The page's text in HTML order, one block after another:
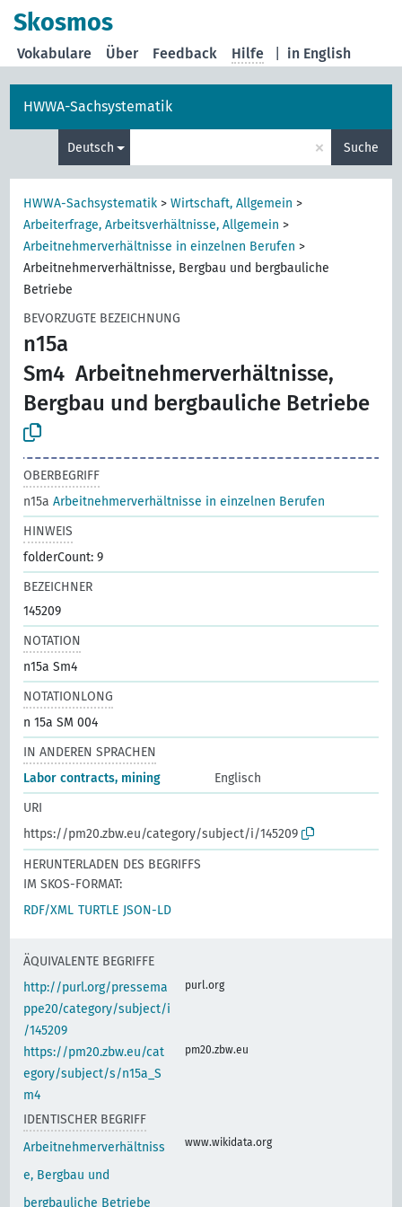
Skosmos
in English
Vokabulare Über Feedback Hilfe
HWWA-Sachsystematik
Deutsch × Suche
HWWA-Sachsystematik >Wirtschaft, Allgemein >
Arbeiterfrage, Arbeitsverhältnisse, Allgemein >
Arbeitnehmerverhältnisse in einzelnen Berufen >
Arbeitnehmerverhältnisse, Bergbau und bergbauliche
Betriebe
BEVORZUGTE BEZEICHNUNG
n15a
Sm4 Arbeitnehmerverhältnisse,
Bergbau und bergbauliche Betriebe
OBERBEGRIFF
n15aArbeitnehmerverhältnisse in einzelnen Berufen
HINWEIS
folderCount: 9
BEZEICHNER
145209
NOTATION
n15a Sm4
NOTATIONLONG
n 15a SM 004
IN ANDEREN SPRACHEN
Labor contracts, mining
Englisch
URI
https://pm20.zbw.eu/category/subject/i/145209
HERUNTERLADEN DES BEGRIFFS
IM SKOS-FORMAT:
RDF/XML TURTLE JSON-LD
ÄQUIVALENTE BEGRIFFE
http://purl.org/pressema
ppe20/category/subject/i
/145209
purl.org
https://pm20.zbw.eu/cat
egory/subject/s/n15a_S
m4
pm20.zbw.eu
IDENTISCHER BEGRIFF
Arbeitnehmerverhältniss
e, Bergbau und
bergbauliche Betriebe
www.wikidata.org